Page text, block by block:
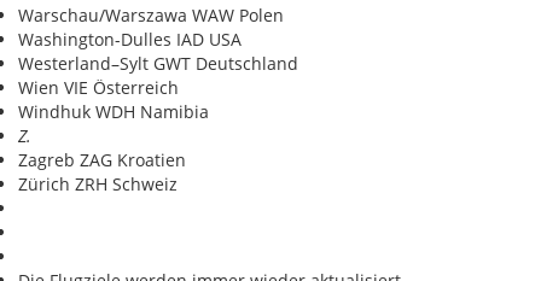
Warschau/Warszawa WAW Polen
Washington-Dulles IAD USA
Westerland–Sylt GWT Deutschland
Wien VIE Österreich
Windhuk WDH Namibia
Z.
Zagreb ZAG Kroatien
Zürich ZRH Schweiz